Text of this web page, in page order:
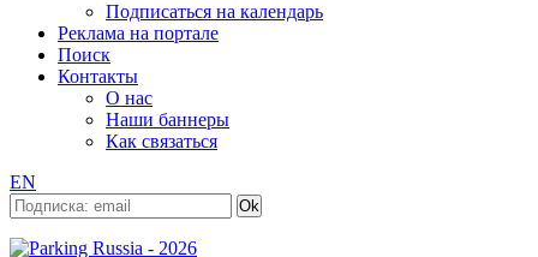
Подписаться на календарь
Реклама на портале
Поиск
Контакты
О нас
Наши баннеры
Как связаться
EN